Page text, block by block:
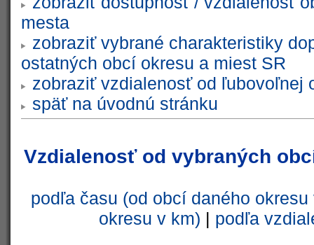
mesta
zobraziť vybrané charakteristiky
ostatných obcí okresu a miest SR
zobraziť vzdialenosť od ľubovoľnej
späť na úvodnú stránku
Vzdialenosť od vybraných
podľa času (od obcí daného okresu
okresu v km) | podľa